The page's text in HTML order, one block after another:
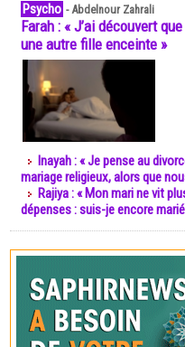
Psycho -Abdelnour Zahrali
Farah : « J’ai découvert
une autre fille enceinte »
Inayah : « Je pense au
mariage religieux, alors que
Rajiya : « Mon mari ne vit
dépenses : suis-je encore